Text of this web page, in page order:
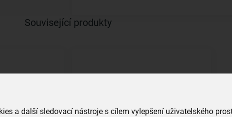
a další sledovací nástroje s cílem vylepšení uživatelského
Související produkty